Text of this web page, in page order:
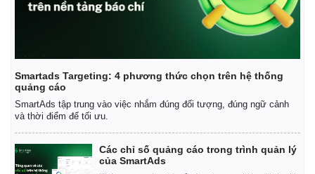
Smartads Targeting: 4 phương thức chọn trên hệ thống
quảng cáo
SmartAds tập trung vào việc nhắm đúng đối tượng, đúng ngữ cảnh
và thời điểm để tối ưu.
Các chỉ số quảng cáo trong trình quản lý
của SmartAds